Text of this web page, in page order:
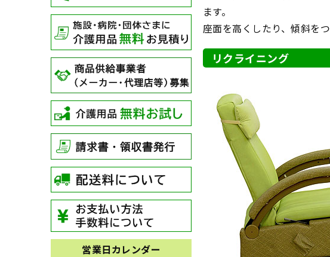
営業日カレンダー
ます。
座面を高くしたり、傾斜を
リクライニング